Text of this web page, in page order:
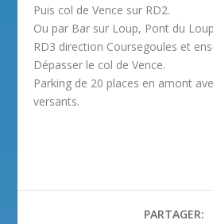
Puis col de Vence sur RD2.
Ou par Bar sur Loup, Pont du
RD3 direction Coursegoules et
Dépasser le col de Vence.
Parking de 20 places en amont
versants.
PARTAGER: